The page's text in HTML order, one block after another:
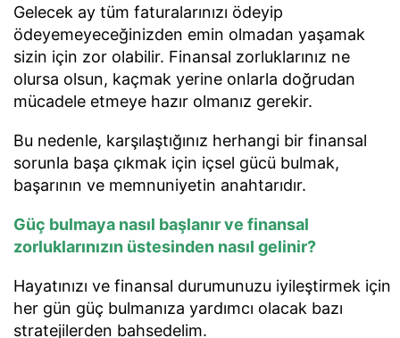
Gelecek ay tüm faturalarınızı ödeyip
ödeyemeyeceğinizden emin olmadan yaşamak
sizin için zor olabilir. Finansal zorluklarınız ne
olursa olsun, kaçmak yerine onlarla doğrudan
mücadele etmeye hazır olmanız gerekir.
Bu nedenle, karşılaştığınız herhangi bir finansal
sorunla başa çıkmak için içsel gücü bulmak,
başarının ve memnuniyetin anahtarıdır.
Güç bulmaya nasıl başlanır ve finansal
zorluklarınızın üstesinden nasıl gelinir?
Hayatınızı ve finansal durumunuzu iyileştirmek için
her gün güç bulmanıza yardımcı olacak bazı
stratejilerden bahsedelim.